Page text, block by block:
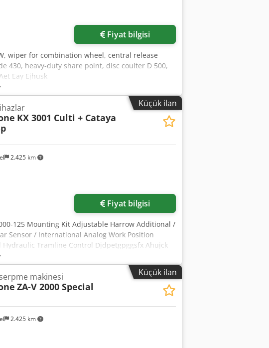
Fiyat bilgisi
wiper for combination wheel, central release
430, heavy-duty share point, disc coulter D 500,
Eay Ejhusk
Küçük ilan
2.425 km
KX 3001 Culti + Cataya
Fiyat bilgisi
125 Mounting Kit Adjustable Harrow Additional /
Sensor / International Analog Work Position
Tramline Control Djdpetgpggsfx Ahujck
Küçük ilan
2.425 km
makinesi
ZA-V 2000 Special